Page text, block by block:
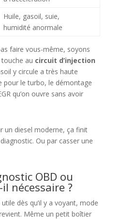
Huile, gasoil, suie,
humidité anormale
faire vous-même, soyons
au circuit d’injection
y circule a très haute
pour le turbo, le démontage
qu’on ouvre sans avoir
un diesel moderne, ça finit
Ou par casser une
OBD ou
nécessaire ?
dès qu’il y a voyant, mode
Même un petit boîtier